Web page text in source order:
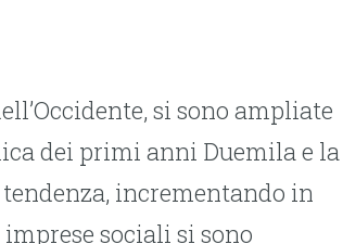
si sono ampliate
dei primi anni Duemila e la
incrementando in
sociali si sono